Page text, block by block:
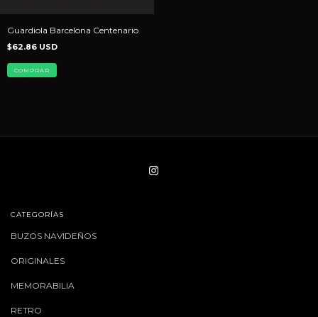
Guardiola Barcelona Centenario
$62.86 USD
COMPRAR
CATEGORÍAS
BUZOS NAVIDEÑOS
ORIGINALES
MEMORABILIA
RETRO